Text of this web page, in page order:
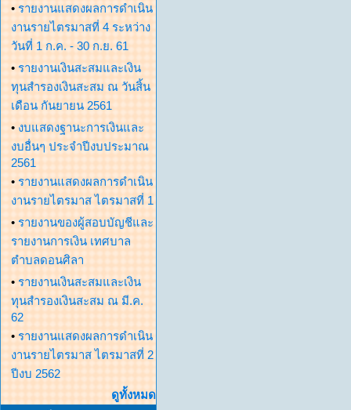
• รายงานแสดงผลการดำเนิน
งานรายไตรมาสที่ 4 ระหว่าง
วันที่ 1 ก.ค. - 30 ก.ย. 61
• รายงานเงินสะสมและเงิน
ทุนสำรองเงินสะสม ณ วันสิ้น
เดือน กันยายน 2561
• งบแสดงฐานะการเงินและ
งบอื่นๆ ประจำปีงบประมาณ
2561
• รายงานแสดงผลการดำเนิน
งานรายไตรมาส ไตรมาสที่ 1
• รายงานของผู้สอบบัญชีและ
รายงานการเงิน เทศบาล
ตำบลดอนศิลา
• รายงานเงินสะสมและเงิน
ทุนสำรองเงินสะสม ณ มี.ค.
62
• รายงานแสดงผลการดำเนิน
งานรายไตรมาส ไตรมาสที่ 2
ปีงบ 2562
ดูทั้งหมด